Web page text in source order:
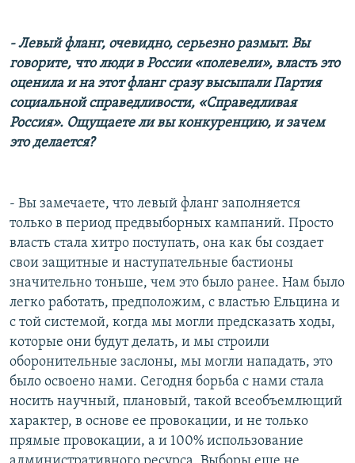
- Левый фланг, очевидно, серьезно размыт. Вы
говорите, что люди в России «полевели», власть это
оценила и на этот фланг сразу высыпали Партия
социальной справедливости, «Справедливая
Россия». Ощущаете ли вы конкуренцию, и зачем
это делается?
- Вы замечаете, что левый фланг заполняется
только в период предвыборных кампаний. Просто
власть стала хитро поступать, она как бы создает
свои защитные и наступательные бастионы
значительно тоньше, чем это было ранее. Нам было
легко работать, предположим, с властью Ельцина и
с той системой, когда мы могли предсказать ходы,
которые они будут делать, и мы строили
оборонительные заслоны, мы могли нападать, это
было освоено нами. Сегодня борьба с нами стала
носить научный, плановый, такой всеобъемлющий
характер, в основе ее провокации, и не только
прямые провокации, а и 100% использование